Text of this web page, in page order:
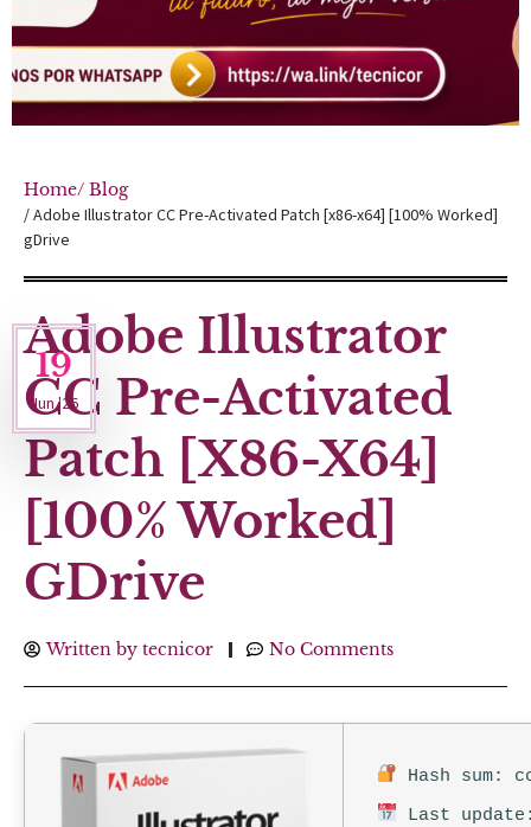
Home/ Blog
/ Adobe Illustrator CC Pre-Activated Patch [x86-x64] [100% Worked]
gDrive
19
Jun '26
Adobe Illustrator
CC Pre-Activated
Patch [x86-X64]
[100% Worked]
GDrive
Written by tecnicor No Comments
Hash sum:
Last